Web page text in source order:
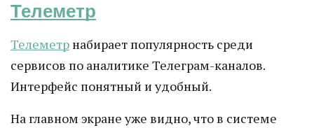
Телеметр
Телеметр набирает популярность среди
сервисов по аналитике Телеграм-каналов.
Интерфейс понятный и удобный.
На главном экране уже видно, что в системе